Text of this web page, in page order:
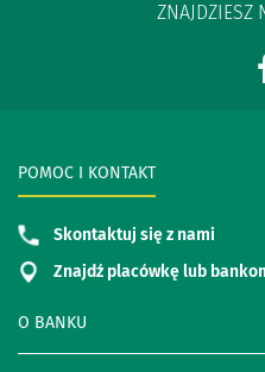
ZNAJDZIESZ
O BANKU
POMOC I KONTAKT
Skontaktuj się z nami
Znajdź placówkę lub